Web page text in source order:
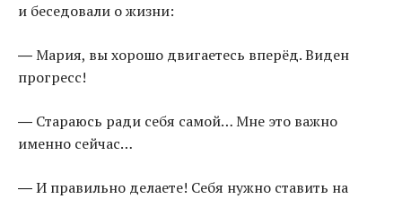
и беседовали о жизни:
― Мария, вы хорошо двигаетесь вперёд. Виден
прогресс!
― Стараюсь ради себя самой… Мне это важно
именно сейчас…
― И правильно делаете! Себя нужно ставить на